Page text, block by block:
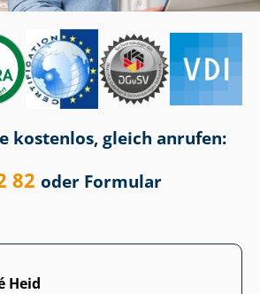
kostenlos, gleich anrufen:
82 oder Formular
Heid